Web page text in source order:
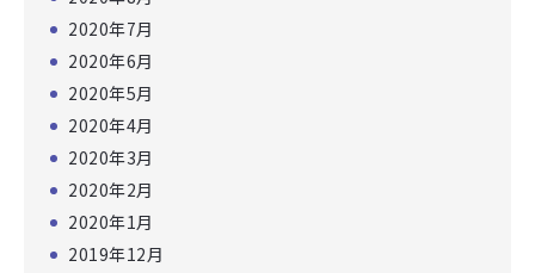
2020年7月
2020年6月
2020年5月
2020年4月
2020年3月
2020年2月
2020年1月
2019年12月